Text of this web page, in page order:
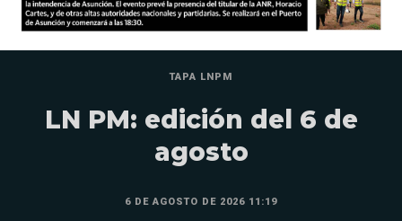
TAPA LNPM
LN PM: edición del 6 de
agosto
6 DE AGOSTO DE 2026 11:19